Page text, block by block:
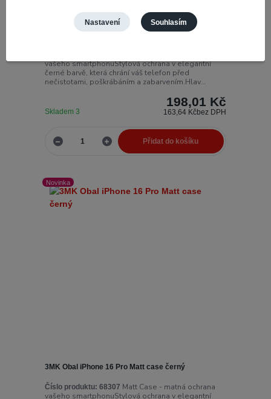
3MK Obal iPhone 16 Pro Max Matt case černý
vašeho smartphonuStylová ochrana v elegantní
černé barvě, která chrání váš telefon před
nečistotami, poškrábáním a zabarvením.Hlav...
198,01 Kč
163,64 Kčbez DPH
Skladem 3
Přidat do košíku
Novinka
3MK Obal iPhone 16 Pro Matt case černý
Číslo produktu: 68307 Matt Case - matná ochrana
vašeho smartphonuStylová ochrana v elegantní
Nastavení Souhlasím